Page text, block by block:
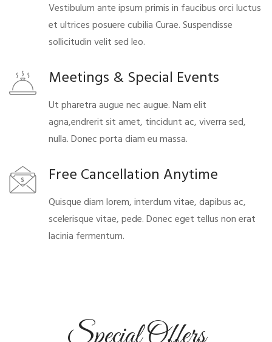
Vestibulum ante ipsum primis in faucibus orci luctus
et ultrices posuere cubilia Curae. Suspendisse
sollicitudin velit sed leo.
Meetings & Special Events
Ut pharetra augue nec augue. Nam elit
agna,endrerit sit amet, tincidunt ac, viverra sed,
nulla. Donec porta diam eu massa.
Free Cancellation Anytime
Quisque diam lorem, interdum vitae, dapibus ac,
scelerisque vitae, pede. Donec eget tellus non erat
lacinia fermentum.